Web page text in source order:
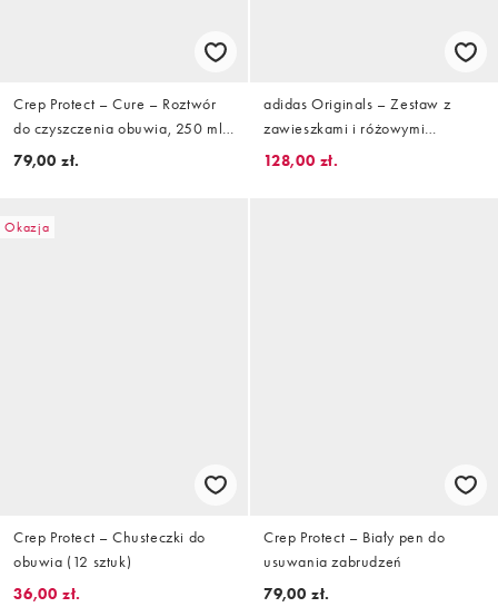
Crep Protect – Cure – Roztwór
do czyszczenia obuwia, 250 ml,
opakowanie uzupełniające
79,00 zł.
adidas Originals – Zestaw z
zawieszkami i różowymi
sznurówkami
128,00 zł.
Okazja
Crep Protect – Chusteczki do
obuwia (12 sztuk)
36,00 zł.
Crep Protect – Biały pen do
usuwania zabrudzeń
79,00 zł.